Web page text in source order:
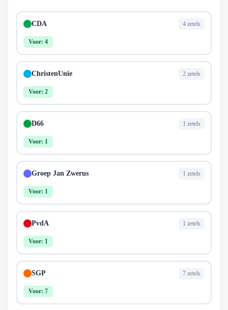
CDA 4 zetels
Voor: 4
ChristenUnie 2 zetels
Voor: 2
D66 1 zetels
Voor: 1
Groep Jan Zwerus 1 zetels
Voor: 1
PvdA 1 zetels
Voor: 1
SGP 7 zetels
Voor: 7